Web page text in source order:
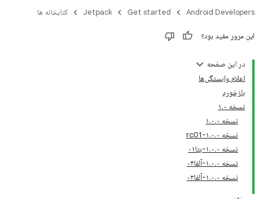
Android Developers
Get started
Jetpack کتابخانه ها
این مرور مفید بود؟
در این صفحه
اعلام وابستگی‌ها
بازخورد
نسخه ۱.۰
نسخه ۱.۰.۰
نسخه ۱.۰.۰-rc01
نسخه ۱.۰.۰-بتا۰۱
نسخه ۱.۰.۰-آلفا۰۴
نسخه ۱.۰.۰-آلفا۰۳